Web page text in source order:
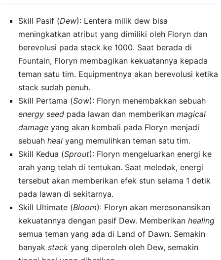
Skill Pasif (Dew): Lentera milik dew bisa
meningkatkan atribut yang dimiliki oleh Floryn dan
berevolusi pada stack ke 1000. Saat berada di
Fountain, Floryn membagikan kekuatannya kepada
teman satu tim. Equipmentnya akan berevolusi ketika
stack sudah penuh.
Skill Pertama (Sow): Floryn menembakkan sebuah
energy seed pada lawan dan memberikan magical
damage yang akan kembali pada Floryn menjadi
sebuah heal yang memulihkan teman satu tim.
Skill Kedua (Sprout): Floryn mengeluarkan energi ke
arah yang telah di tentukan. Saat meledak, energi
tersebut akan memberikan efek stun selama 1 detik
pada lawan di sekitarnya.
Skill Ultimate (Bloom): Floryn akan meresonansikan
kekuatannya dengan pasif Dew. Memberikan healing
semua teman yang ada di Land of Dawn. Semakin
banyak stack yang diperoleh oleh Dew, semakin